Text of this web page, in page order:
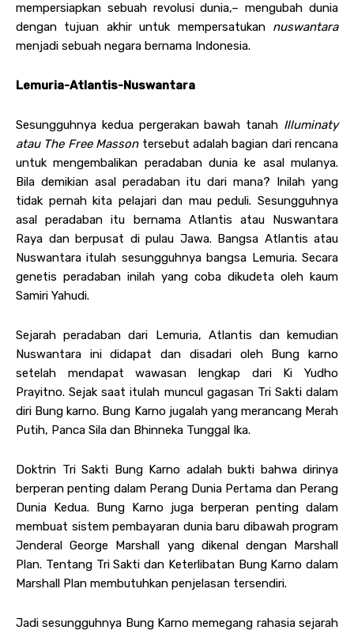
mempersiapkan sebuah revolusi dunia,– mengubah dunia
dengan tujuan akhir untuk mempersatukan nuswantara
menjadi sebuah negara bernama Indonesia.
Lemuria-Atlantis-Nuswantara
Sesungguhnya kedua pergerakan bawah tanah Illuminaty
atau The Free Massontersebut adalah bagian dari rencana
untuk mengembalikan peradaban dunia ke asal mulanya.
Bila demikian asal peradaban itu dari mana? Inilah yang
tidak pernah kita pelajari dan mau peduli. Sesungguhnya
asal peradaban itu bernama Atlantis atau Nuswantara
Raya dan berpusat di pulau Jawa. Bangsa Atlantis atau
Nuswantara itulah sesungguhnya bangsa Lemuria. Secara
genetis peradaban inilah yang coba dikudeta oleh kaum
Samiri Yahudi.
Sejarah peradaban dari Lemuria, Atlantis dan kemudian
Nuswantara ini didapat dan disadari oleh Bung karno
setelah mendapat wawasan lengkap dari Ki Yudho
Prayitno. Sejak saat itulah muncul gagasan Tri Sakti dalam
diri Bung karno. Bung Karno jugalah yang merancang Merah
Putih, Panca Sila dan Bhinneka Tunggal Ika.
Doktrin Tri Sakti Bung Karno adalah bukti bahwa dirinya
berperan penting dalam Perang Dunia Pertama dan Perang
Dunia Kedua. Bung Karno juga berperan penting dalam
membuat sistem pembayaran dunia baru dibawah program
Jenderal George Marshall yang dikenal dengan Marshall
Plan. Tentang Tri Sakti dan Keterlibatan Bung Karno dalam
Marshall Plan membutuhkan penjelasan tersendiri.
Jadi sesungguhnya Bung Karno memegang rahasia sejarah